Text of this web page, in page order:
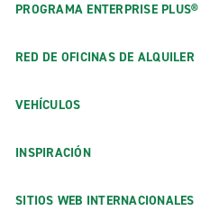
PROGRAMA ENTERPRISE PLUS®
RED DE OFICINAS DE ALQUILER
VEHÍCULOS
INSPIRACIÓN
SITIOS WEB INTERNACIONALES